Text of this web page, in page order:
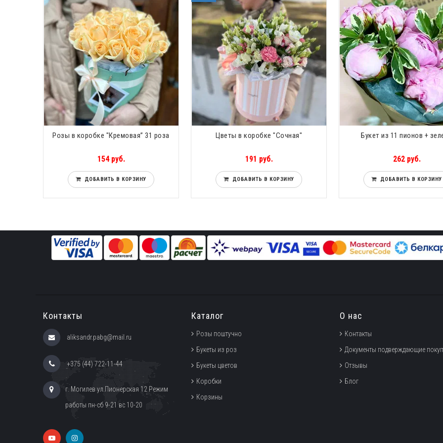
Розы в коробке "Кремовая” 31 роза
154 руб.
ДОБАВИТЬ В КОРЗИНУ
Цветы в коробке "Сочная"
191 руб.
ДОБАВИТЬ В КОРЗИНУ
Букет из 11 пионов +
262 руб.
ДОБАВИТЬ В КОРЗИНУ
Контакты
aliksandr.pabg@mail.ru
+375 (44) 722-11-44
г. Могилев ул.Пионерская 12 Режим
работы пн-сб 9-21 вс 10-20
Каталог
Розы поштучно
Букеты из роз
Букеты цветов
Коробки
Корзины
О нас
Контакты
Документы подверждающие
Отзывы
Блог